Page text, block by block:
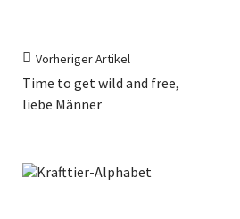
Vorheriger Artikel
Time to get wild and free,
liebe Männer